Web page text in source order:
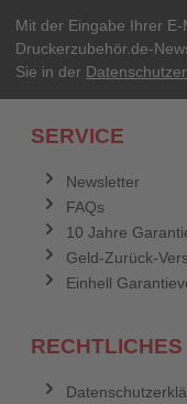
Ihr Passwort
Mit der Eingabe Ihrer
Druckerzubehör.de-
Sie in der
SERVICE
Newsletter
FAQs
10 Jahre
Geld-Zurück-
Einhell
RECHTLICHES